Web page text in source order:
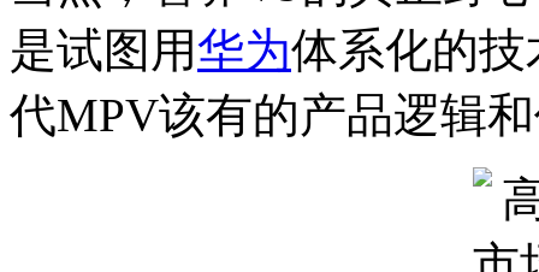
是试图用华为体系化的
代MPV该有的产品逻辑